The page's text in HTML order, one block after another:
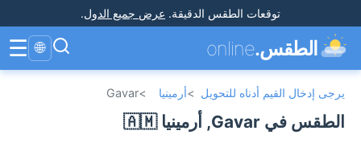
توقعات الطقس الدقيقة. عرض جميع الدول.
الطقس.online
🌐
☰
يرجى إدخال القيم أدناه للتحويل >أرمينيا >
Gavar
الطقس في Gavar, أرمينيا 🇦🇲